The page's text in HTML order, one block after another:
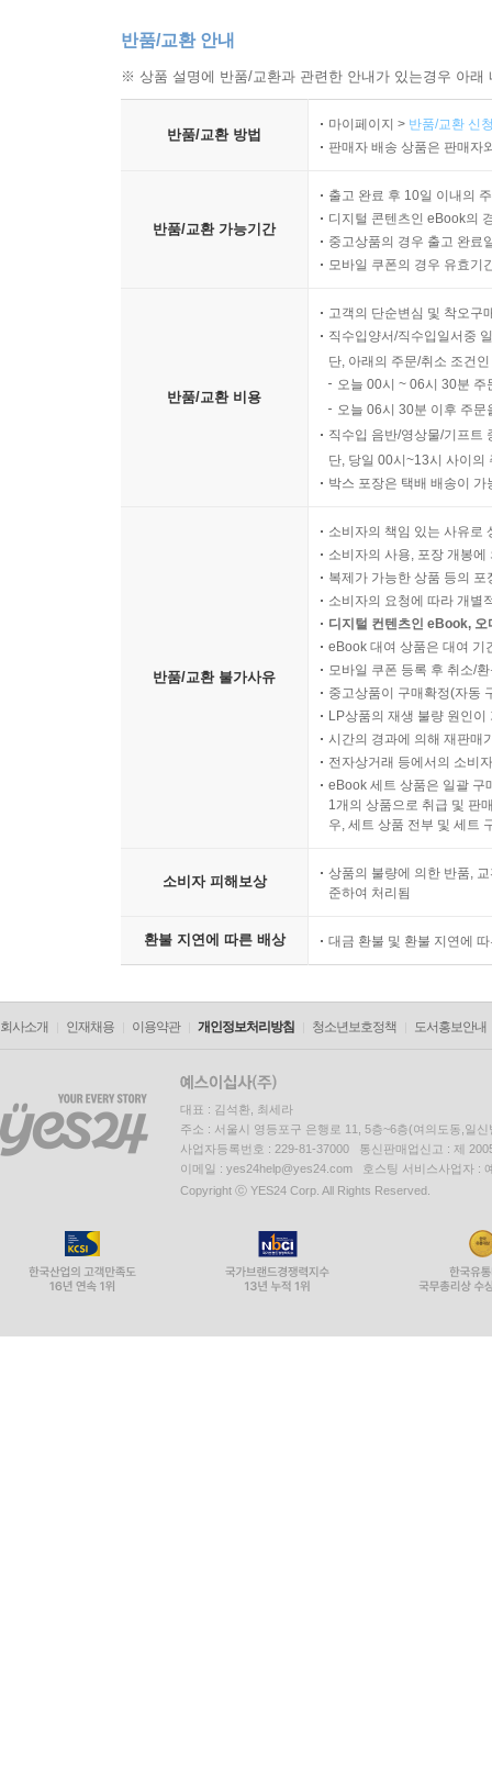
반품/교환 안내
※ 상품 설명에 반품/교환과 관련한 안내가 있는경우 아
반품/교환 방법
마이페이지 > 반품/교환 신
판매자 배송 상품은 판매자
반품/교환 가능기간
출고 완료 후 10일 이내의
디지털 콘텐츠인 eBook의
중고상품의 경우 출고 완료
모바일 쿠폰의 경우 유효기
반품/교환 비용
고객의 단순변심 및 착오구
직수입양서/직수입일서중
단, 아래의 주문/취소 조건
오늘 00시 ~ 06시 30분
오늘 06시 30분 이후 주
직수입 음반/영상물/기프트
단, 당일 00시~13시 사이의
박스 포장은 택배 배송이
반품/교환 불가사유
소비자의 책임 있는 사유로
소비자의 사용, 포장 개봉
복제가 가능한 상품 등의
소비자의 요청에 따라 개별
디지털 컨텐츠인 eBook,
eBook 대여 상품은 대여 기
모바일 쿠폰 등록 후 취소/
중고상품이 구매확정(자동
LP상품의 재생 불량 원인
시간의 경과에 의해 재판매
전자상거래 등에서의 소비
eBook 세트 상품은 일괄 구
1개의 상품으로 취급 및 판
우, 세트 상품 전부 및 세트
소비자 피해보상
상품의 불량에 의한 반품,
준하여 처리됨
환불 지연에 따른 배상 대금 환불 및 환불 지연에
회사소개 인재채용 이용약관 개인정보처리방침 청소년보호정책 도서홍보안내
대표 : 김석환, 최세라
주소 : 서울시 영등포구 은행로 11, 5층~6층(여의도동,일신
사업자등록번호 : 229-81-37000 통신판매업신고 : 제
이메일 : yes24help@yes24.com 호스팅 서비스사업자 :
Copyright ⓒ YES24 Corp. All Rights Reserved.